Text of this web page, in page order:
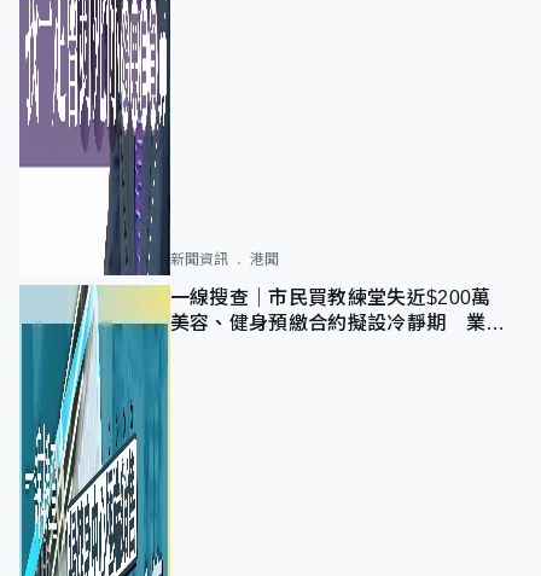
新聞資訊 港聞
一線搜查｜市民買教練堂失近$200萬
美容、健身預繳合約擬設冷靜期 業界